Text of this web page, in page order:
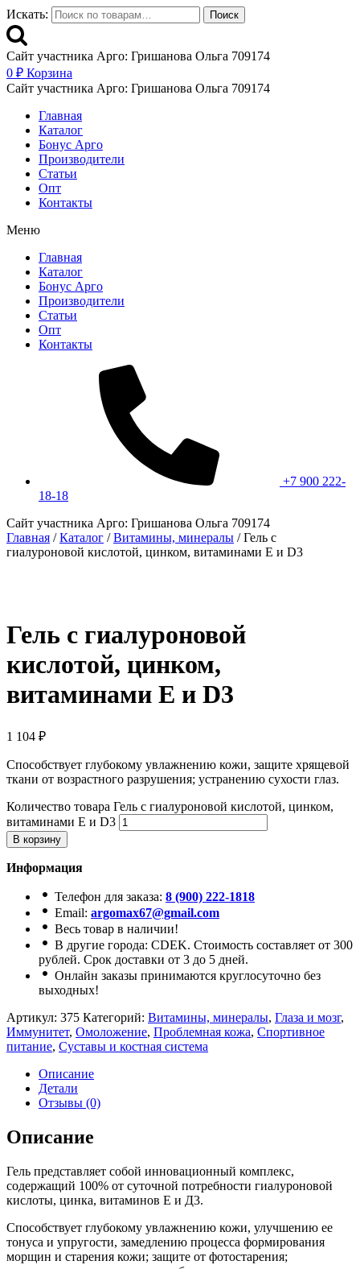
Искать: Поиск
Сайт участника Арго: Гришанова Ольга 709174
0 ₽ Корзина
Сайт участника Арго: Гришанова Ольга 709174
Главная
Каталог
Бонус Арго
Производители
Статьи
Опт
Контакты
Меню
Главная
Каталог
Бонус Арго
Производители
Статьи
Опт
Контакты
+7 900 222-
18-18
Сайт участника Арго: Гришанова Ольга 709174
Главная / Каталог / Витамины, минералы / Гель с
гиалуроновой кислотой, цинком, витаминами Е и D3
Гель с гиалуроновой
кислотой, цинком,
витаминами Е и D3
1 104 ₽
Способствует глубокому увлажнению кожи, защите хрящевой
ткани от возрастного разрушения; устранению сухости глаз.
Количество товара Гель с гиалуроновой кислотой, цинком,
витаминами Е и D3
В корзину
Информация
Телефон для заказа: 8 (900) 222-1818
Email: argomax67@gmail.com
Весь товар в наличии!
В другие города: CDEK. Стоимость составляет от 300
рублей. Срок доставки от 3 до 5 дней.
Онлайн заказы принимаются круглосуточно без
выходных!
Артикул: 375 Категорий: Витамины, минералы, Глаза и мозг,
Иммунитет, Омоложение, Проблемная кожа, Спортивное
питание, Суставы и костная система
Описание
Детали
Отзывы (0)
Описание
Гель представляет собой инновационный комплекс,
содержащий 100% от суточной потребности гиалуроновой
кислоты, цинка, витаминов Е и Д3.
Способствует глубокому увлажнению кожи, улучшению ее
тонуса и упругости, замедлению процесса формирования
морщин и старения кожи; защите от фотостарения;